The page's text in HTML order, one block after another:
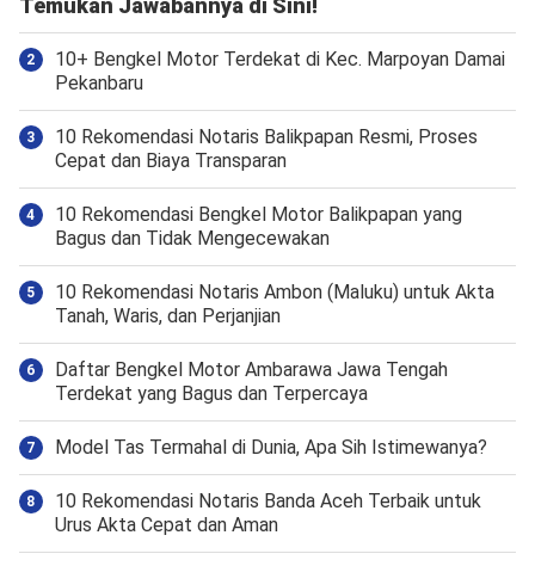
Temukan Jawabannya di Sini!
10+ Bengkel Motor Terdekat di Kec. Marpoyan Damai
Pekanbaru
10 Rekomendasi Notaris Balikpapan Resmi, Proses
Cepat dan Biaya Transparan
10 Rekomendasi Bengkel Motor Balikpapan yang
Bagus dan Tidak Mengecewakan
10 Rekomendasi Notaris Ambon (Maluku) untuk Akta
Tanah, Waris, dan Perjanjian
Daftar Bengkel Motor Ambarawa Jawa Tengah
Terdekat yang Bagus dan Terpercaya
Model Tas Termahal di Dunia, Apa Sih Istimewanya?
10 Rekomendasi Notaris Banda Aceh Terbaik untuk
Urus Akta Cepat dan Aman